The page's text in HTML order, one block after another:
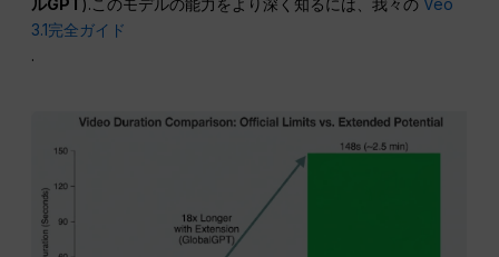
3.1完全ガイド
.